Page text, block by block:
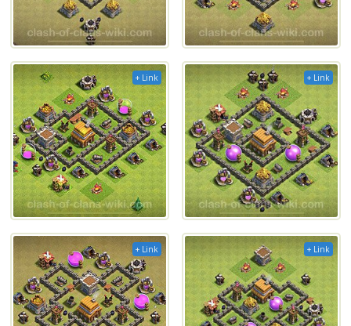
+ Link + Link
+ Link + Link